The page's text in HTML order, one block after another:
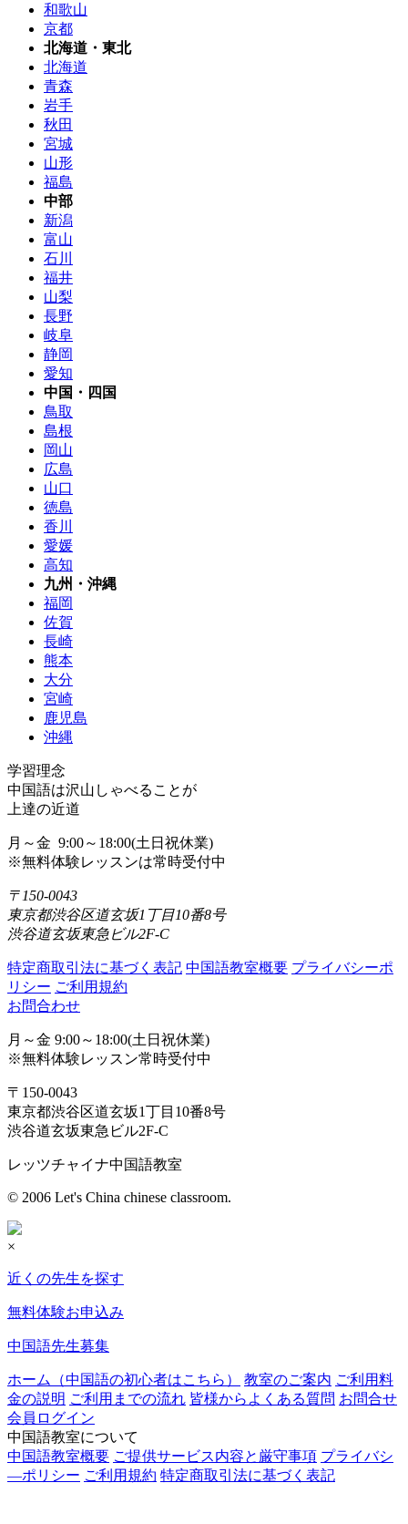
和歌山
京都
北海道・東北
北海道
青森
岩手
秋田
宮城
山形
福島
中部
新潟
富山
石川
福井
山梨
長野
岐阜
静岡
愛知
中国・四国
鳥取
島根
岡山
広島
山口
徳島
香川
愛媛
高知
九州・沖縄
福岡
佐賀
長崎
熊本
大分
宮崎
鹿児島
沖縄
学習理念
中国語は沢山しゃべることが
上達の近道
月～金 9:00～18:00(土日祝休業)
※無料体験レッスンは常時受付中
〒150-0043
東京都渋谷区道玄坂1丁目10番8号
渋谷道玄坂東急ビル2F-C
特定商取引法に基づく表記 中国語教室概要 プライバシーポ
リシー ご利用規約
お問合わせ
月～金 9:00～18:00(土日祝休業)
※無料体験レッスン常時受付中
〒150-0043
東京都渋谷区道玄坂1丁目10番8号
渋谷道玄坂東急ビル2F-C
レッツチャイナ中国語教室
© 2006 Let's China chinese classroom.
×
近くの先生を探す
無料体験お申込み
中国語先生募集
ホーム（中国語の初心者はこちら） 教室のご案内 ご利用料
金の説明 ご利用までの流れ 皆様からよくある質問 お問合せ
会員ログイン
中国語教室について
中国語教室概要 ご提供サービス内容と厳守事項 プライバシ
―ポリシー ご利用規約 特定商取引法に基づく表記